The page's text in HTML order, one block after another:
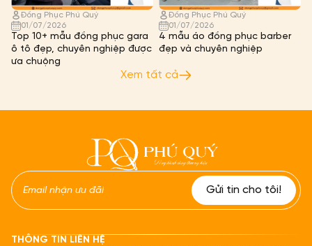
Đồng Phục Phú Quý
01/07/2026
Top 10+ mẫu đồng phục gara
ô tô đẹp, chuyên nghiệp được
ưa chuộng
Đồng Phục Phú Quý
01/07/2026
4 mẫu áo đồng phục barber
đẹp và chuyên nghiệp
Xem tất cả
THÔNG TIN LIÊN HỆ